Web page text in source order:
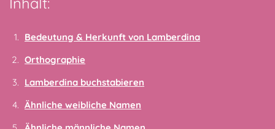
Bedeutung & Herkunft von Lamberdina
Orthographie
Lamberdina buchstabieren
Ähnliche weibliche Namen